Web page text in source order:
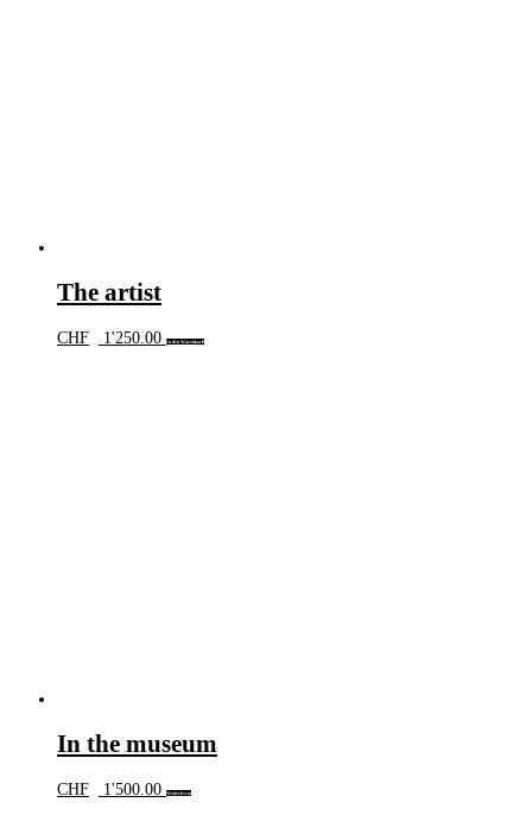
The artist
CHF 1'250.00 In den Warenkorb
In the museum
CHF 1'500.00 Weiterlesen